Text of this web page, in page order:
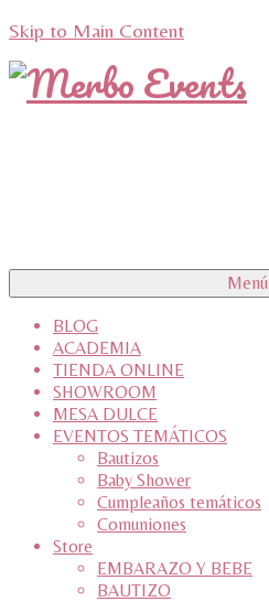
Skip to Main Content
Menú
BLOG
ACADEMIA
TIENDA ONLINE
SHOWROOM
MESA DULCE
EVENTOS TEMÁTICOS
Bautizos
Baby Shower
Cumpleaños temáticos
Comuniones
Store
EMBARAZO Y BEBE
BAUTIZO